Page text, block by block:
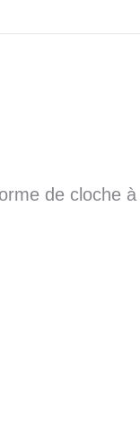
de cloche